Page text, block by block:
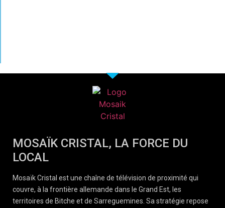
MOSAÏK CRISTAL, LA FORCE DU
LOCAL
Mosaïk Cristal est une chaîne de télévision de proximité qui
couvre, à la frontière allemande dans le Grand Est, les
territoires de Bitche et de Sarreguemines. Sa stratégie repose